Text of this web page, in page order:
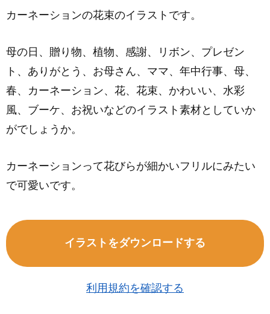
カーネーションの花束のイラストです。
母の日、贈り物、植物、感謝、リボン、プレゼン
ト、ありがとう、お母さん、ママ、年中行事、母、
春、カーネーション、花、花束、かわいい、水彩
風、ブーケ、お祝いなどのイラスト素材としていか
がでしょうか。
カーネーションって花びらが細かいフリルにみたい
で可愛いです。
イラストをダウンロードする
利用規約を確認する